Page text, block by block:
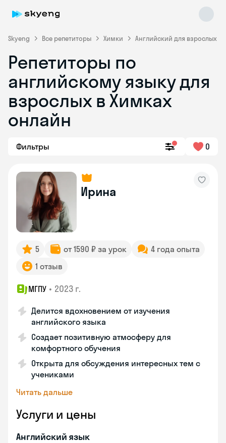
Skyeng Все репетиторы Химки Английский для взрослых
Репетиторы по
английскому языку для
взрослых в Химках
онлайн
Фильтры 0
Ирина
5 от 1590 ₽ за урок
4 года опыта
1 отзыв
МГПУ • 2023 г.
Делится вдохновением от изучения
английского языка
Создает позитивную атмосферу для
комфортного обучения
Открыта для обсуждения интересных тем с
учениками
Читать дальше
Услуги и цены
Английский язык